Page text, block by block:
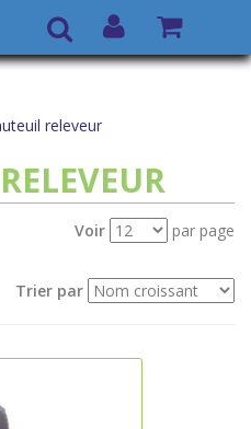
Recherche
releveur
Voir par page
Trier par